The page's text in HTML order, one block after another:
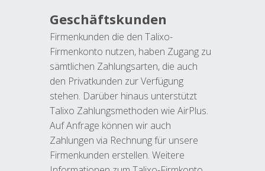
Geschäftskunden
Firmenkunden die den Talixo-
Firmenkonto nutzen, haben Zugang zu
sämtlichen Zahlungsarten, die auch
den Privatkunden zur Verfügung
stehen. Darüber hinaus unterstützt
Talixo Zahlungsmethoden wie AirPlus.
Auf Anfrage können wir auch
Zahlungen via Rechnung für unsere
Firmenkunden erstellen. Weitere